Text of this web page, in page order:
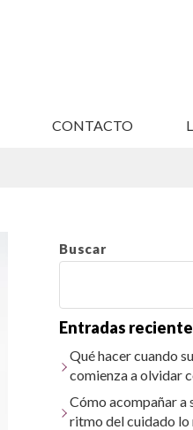
CONTACTO
Buscar
Entradas
Qué hacer cuando
comienza a olvidar
Cómo acompañar a
ritmo del cuidado lo